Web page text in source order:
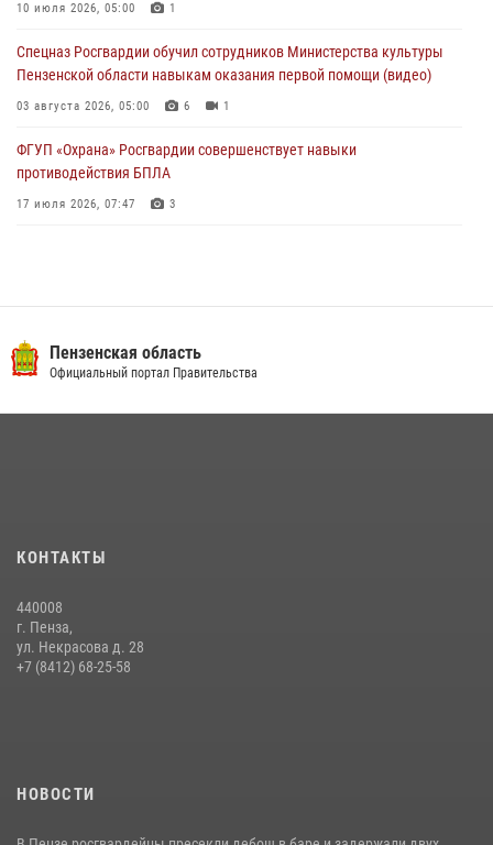
(видео)
10 июля 2026, 05:00 1
Спецназ Росгвардии обучил сотрудников Министерства культуры
Пензенской области навыкам оказания первой помощи (видео)
03 августа 2026, 05:00 6 1
ФГУП «Охрана» Росгвардии совершенствует навыки
противодействия БПЛА
17 июля 2026, 07:47 3
Пензенский спецназ Росгвардии готовит студентов к окружному
этапу «Зарницы 2.0» (видео)
сборов «Гвардеец» с вооружением и техникой Росгвардии
Начальник Управления Росгвардии по Пензенской области Павел
Пучков посетил 55-й Всероссийский Лермонтовский праздник
Пензенская область
Официальный портал Правительства
КОНТАКТЫ
440008
г. Пенза,
ул. Некрасова д. 28
+7 (8412) 68-25-58
НОВОСТИ